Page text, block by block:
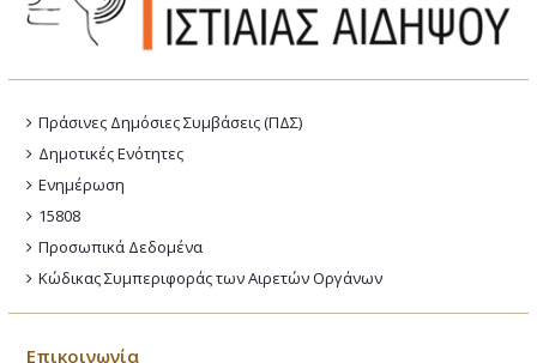
Πράσινες Δημόσιες Συμβάσεις (ΠΔΣ)
Δημοτικές Ενότητες
Ενημέρωση
15808
Προσωπικά Δεδομένα
Κώδικας Συμπεριφοράς των Αιρετών Οργάνων
Επικοινωνία